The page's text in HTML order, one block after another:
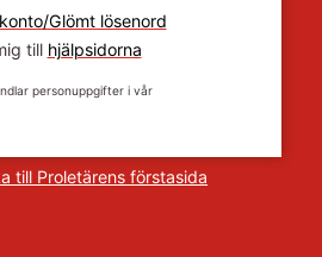
Glömt lösenord
till hjälpsidorna
personuppgifter i vår
till Proletärens förstasida